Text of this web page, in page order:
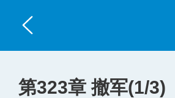
第323章 撤军(1/3)